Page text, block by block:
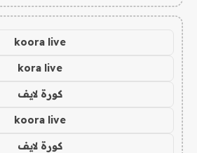
koora live
kora live
كورة لايف
koora live
كورة لايف